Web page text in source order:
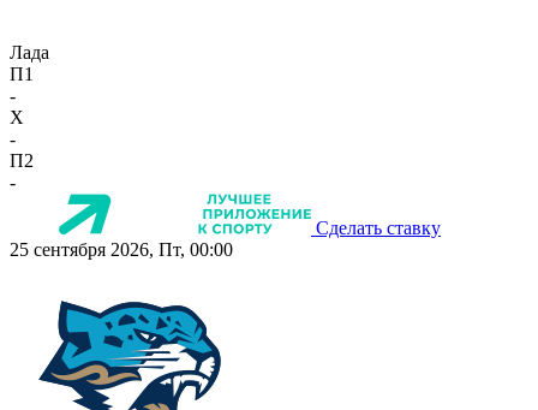
Лада
П1
-
X
-
П2
-
Сделать ставку
25 сентября 2026, Пт, 00:00